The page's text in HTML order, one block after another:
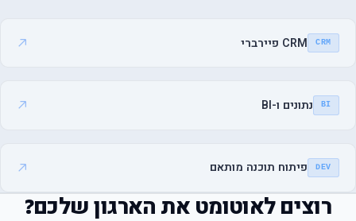
CRM CRM פיירברי
BI נתונים ו-BI
DEV פיתוח תוכנה מותאם
רוצים לאוטומט את הארגון שלכם?